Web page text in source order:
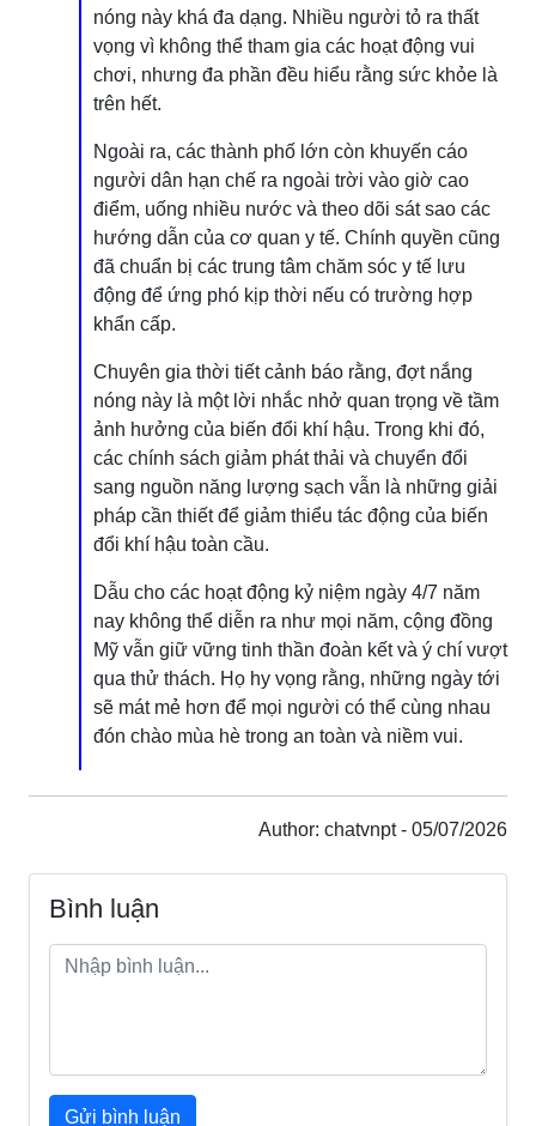
nóng này khá đa dạng. Nhiều người tỏ ra thất
vọng vì không thể tham gia các hoạt động vui
chơi, nhưng đa phần đều hiểu rằng sức khỏe là
trên hết.
Ngoài ra, các thành phố lớn còn khuyến cáo
người dân hạn chế ra ngoài trời vào giờ cao
điểm, uống nhiều nước và theo dõi sát sao các
hướng dẫn của cơ quan y tế. Chính quyền cũng
đã chuẩn bị các trung tâm chăm sóc y tế lưu
động để ứng phó kịp thời nếu có trường hợp
khẩn cấp.
Chuyên gia thời tiết cảnh báo rằng, đợt nắng
nóng này là một lời nhắc nhở quan trọng về tầm
ảnh hưởng của biến đổi khí hậu. Trong khi đó,
các chính sách giảm phát thải và chuyển đổi
sang nguồn năng lượng sạch vẫn là những giải
pháp cần thiết để giảm thiểu tác động của biến
đổi khí hậu toàn cầu.
Dẫu cho các hoạt động kỷ niệm ngày 4/7 năm
nay không thể diễn ra như mọi năm, cộng đồng
Mỹ vẫn giữ vững tinh thần đoàn kết và ý chí vượt
qua thử thách. Họ hy vọng rằng, những ngày tới
sẽ mát mẻ hơn để mọi người có thể cùng nhau
đón chào mùa hè trong an toàn và niềm vui.
Author: chatvnpt - 05/07/2026
Bình luận
Gửi bình luận